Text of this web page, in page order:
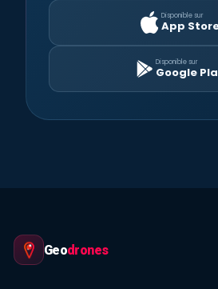
Disponible sur
App
Disponible sur
Google
Geodrones